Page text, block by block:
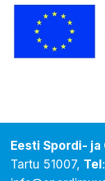
Eesti Spordi-
Tartu 51007, Tel :